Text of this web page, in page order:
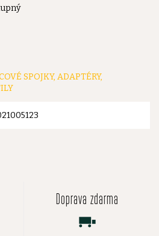
SPOJKY, ADAPTÉRY,
Doprava zdarma